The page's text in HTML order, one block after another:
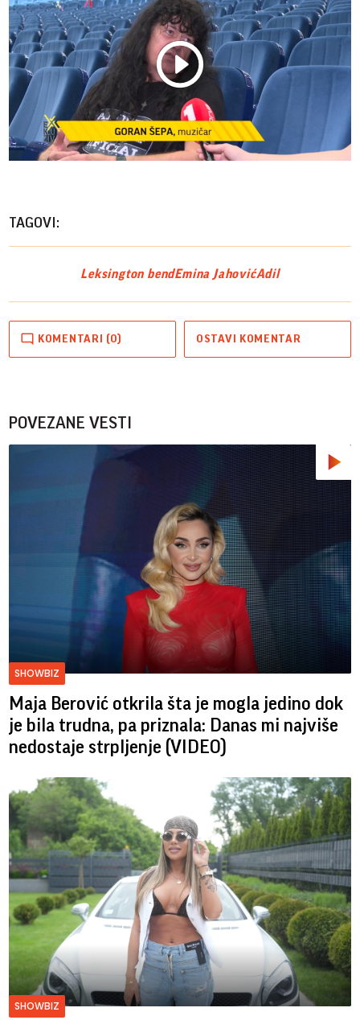
Play
TAGOVI:
Leksington bendEmina JahovićAdil
KOMENTARI (0) OSTAVI KOMENTAR
POVEZANE VESTI
SHOWBIZ
Maja Berović otkrila šta je mogla jedino dok
je bila trudna, pa priznala: Danas mi najviše
nedostaje strpljenje (VIDEO)
SHOWBIZ